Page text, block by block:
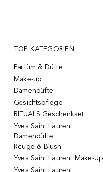
TOP KATEGORIEN
Parfüm & Düfte
Make-up
Damendüfte
Gesichtspflege
RITUALS Geschenkset
Yves Saint Laurent
Damendüfte
Rouge & Blush
Yves Saint Laurent Make-Up
Yves Saint Laurent